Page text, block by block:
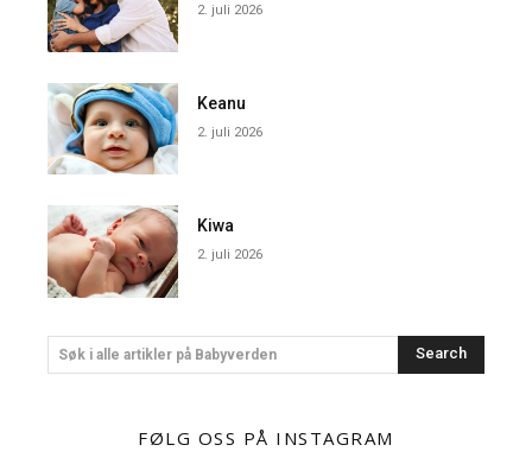
2. juli 2026
Keanu
2. juli 2026
Kiwa
2. juli 2026
Søk i alle artikler på Babyverden Search
FØLG OSS PÅ INSTAGRAM